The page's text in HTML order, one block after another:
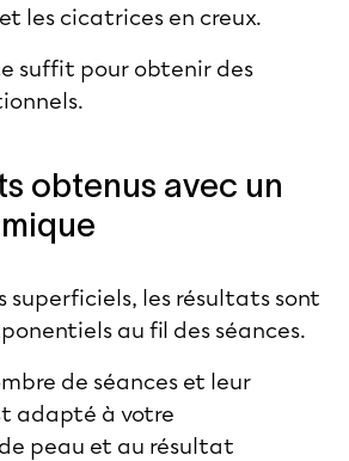
les cicatrices en creux.
suffit pour obtenir des
obtenus avec un
superficiels, les résultats sont
au fil des séances.
de séances et leur
adapté à votre
peau et au résultat